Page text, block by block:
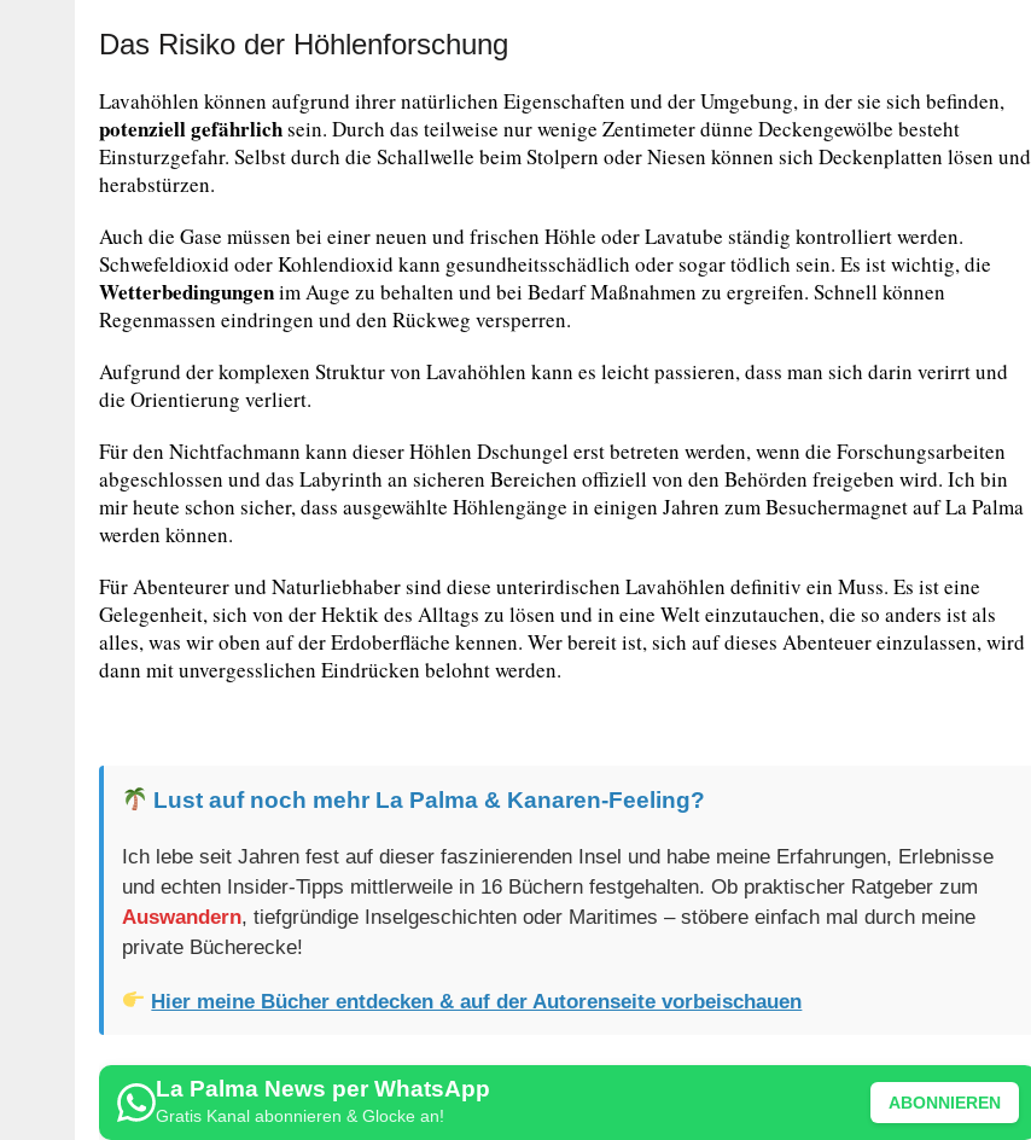
Das Risiko der Höhlenforschung
Lavahöhlen können aufgrund ihrer natürlichen Eigenschaften und der Umgebung, in der sie sich befinden,
potenziell gefährlichsein. Durch das teilweise nur wenige Zentimeter dünne Deckengewölbe besteht
Einsturzgefahr. Selbst durch die Schallwelle beim Stolpern oder Niesen können sich Deckenplatten lösen und
herabstürzen.
Auch die Gase müssen bei einer neuen und frischen Höhle oder Lavatube ständig kontrolliert werden.
Schwefeldioxid oder Kohlendioxid kann gesundheitsschädlich oder sogar tödlich sein. Es ist wichtig, die
Wetterbedingungenim Auge zu behalten und bei Bedarf Maßnahmen zu ergreifen. Schnell können
Regenmassen eindringen und den Rückweg versperren.
Aufgrund der komplexen Struktur von Lavahöhlen kann es leicht passieren, dass man sich darin verirrt und
die Orientierung verliert.
Für den Nichtfachmann kann dieser Höhlen Dschungel erst betreten werden, wenn die Forschungsarbeiten
abgeschlossen und das Labyrinth an sicheren Bereichen offiziell von den Behörden freigeben wird. Ich bin
mir heute schon sicher, dass ausgewählte Höhlengänge in einigen Jahren zum Besuchermagnet auf La Palma
werden können.
Für Abenteurer und Naturliebhaber sind diese unterirdischen Lavahöhlen definitiv ein Muss. Es ist eine
Gelegenheit, sich von der Hektik des Alltags zu lösen und in eine Welt einzutauchen, die so anders ist als
alles, was wir oben auf der Erdoberfläche kennen. Wer bereit ist, sich auf dieses Abenteuer einzulassen, wird
dann mit unvergesslichen Eindrücken belohnt werden.
Lust auf noch mehr La Palma & Kanaren-Feeling?
Ich lebe seit Jahren fest auf dieser faszinierenden Insel und habe meine Erfahrungen, Erlebnisse
und echten Insider-Tipps mittlerweile in 16 Büchern festgehalten. Ob praktischer Ratgeber zum
Auswandern, tiefgründige Inselgeschichten oder Maritimes – stöbere einfach mal durch meine
private Bücherecke!
Hier meine Bücher entdecken & auf der Autorenseite vorbeischauen
La Palma News per WhatsApp
Gratis Kanal abonnieren & Glocke an!
ABONNIEREN